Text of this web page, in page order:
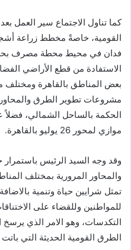
كما تناول الاجتماع سير العمل
فدان في محيط محطة مصرف بحر
الاستفادة من قطع الأراضي
بعض المناطق بالقاهرة ومختلف
مشروعات تطوير الطرق
الحكمة بالساحل الشمالي، فضلاً
موازي لمحور 26 يوليو بالقاهرة.
وقد وجه السيد الرئيس
والمحاور المرورية بمختلف
تمثل شرايين حياة وتنمية
للمواطنين وللقضاء على
التكدسات، وهو الامر الذي يرسخ
الطرق القومية الحديثة التي باتت